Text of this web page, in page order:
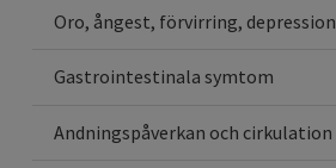
Oro, ångest, förvirring, depression
Gastrointestinala symtom
Andningspåverkan och cirkulation